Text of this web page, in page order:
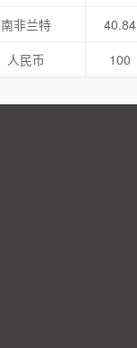
南非兰特
40.84
人民币
100